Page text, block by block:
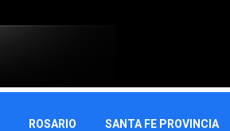
ROSARIO SANTA FE PROVINCIA